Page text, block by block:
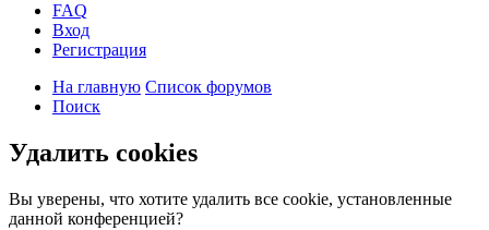
FAQ
Вход
Регистрация
На главную Список форумов
Поиск
Удалить cookies
Вы уверены, что хотите удалить все cookie, установленные
данной конференцией?